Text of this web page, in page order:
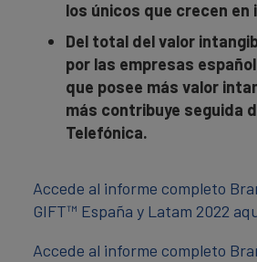
los únicos que crecen en
Del total del valor
por las empresas
que posee más valor
más contribuye seguida
Telefónica.
Accede al informe completo
GIFT™ España y Latam 2022
Accede al informe completo